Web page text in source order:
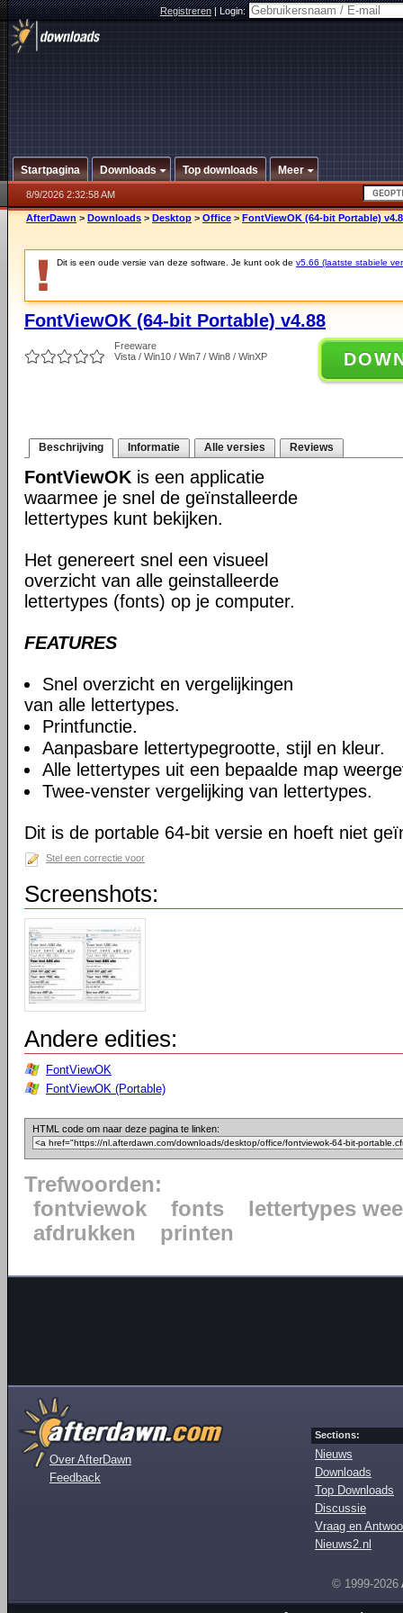
Registreren|Login:
Startpagina Downloads Top downloads Meer
8/9/2026 2:32:58 AM
AfterDawn > Downloads > Desktop > Office > FontViewOK (64-bit Portable)
Dit is een oude versie van deze software. Je kunt ook de v5.66 (laatste stabiele
FontViewOK (64-bit Portable) v4.88
Freeware
Vista / Win10 / Win7 / Win8 / WinXP
Beschrijving Informatie Alle versies Reviews
FontViewOK is een applicatie
waarmee je snel de geïnstalleerde
lettertypes kunt bekijken.
Het genereert snel een visueel
overzicht van alle geinstalleerde
lettertypes (fonts) op je computer.
FEATURES
Snel overzicht en vergelijkingen
van alle lettertypes.
Printfunctie.
Aanpasbare lettertypegrootte, stijl en kleur.
Alle lettertypes uit een bepaalde map
Twee-venster vergelijking van lettertypes.
Dit is de portable 64-bit versie en hoeft niet
Stel een correctie voor
Screenshots:
Andere edities:
FontViewOK
FontViewOK (Portable)
HTML code om naar deze pagina te linken:
Trefwoorden:
fontviewok
fonts
lettertypes
afdrukken
printen
Over AfterDawn
Feedback
Sections:
Nieuws
Downloads
Top Downloads
Discussie
Vraag en
Nieuws2.nl
© 1999-2026